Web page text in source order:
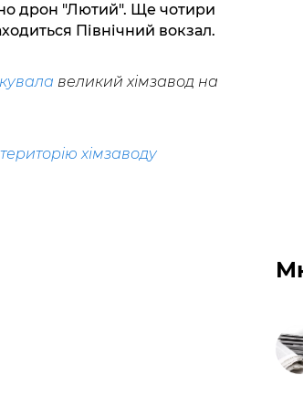
дрон "Лютий". Ще чотири
Північний вокзал.
великий хімзавод на
хімзаводу